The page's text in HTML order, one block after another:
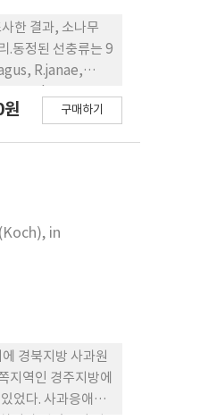
한 결과, 소나무
.동정된 선충류는 9
R.janae,
채집된 곤충은
마리, 정균
구매하기
in
경북지방 사과원
지역인 경주지방에
었다. 사과응애의